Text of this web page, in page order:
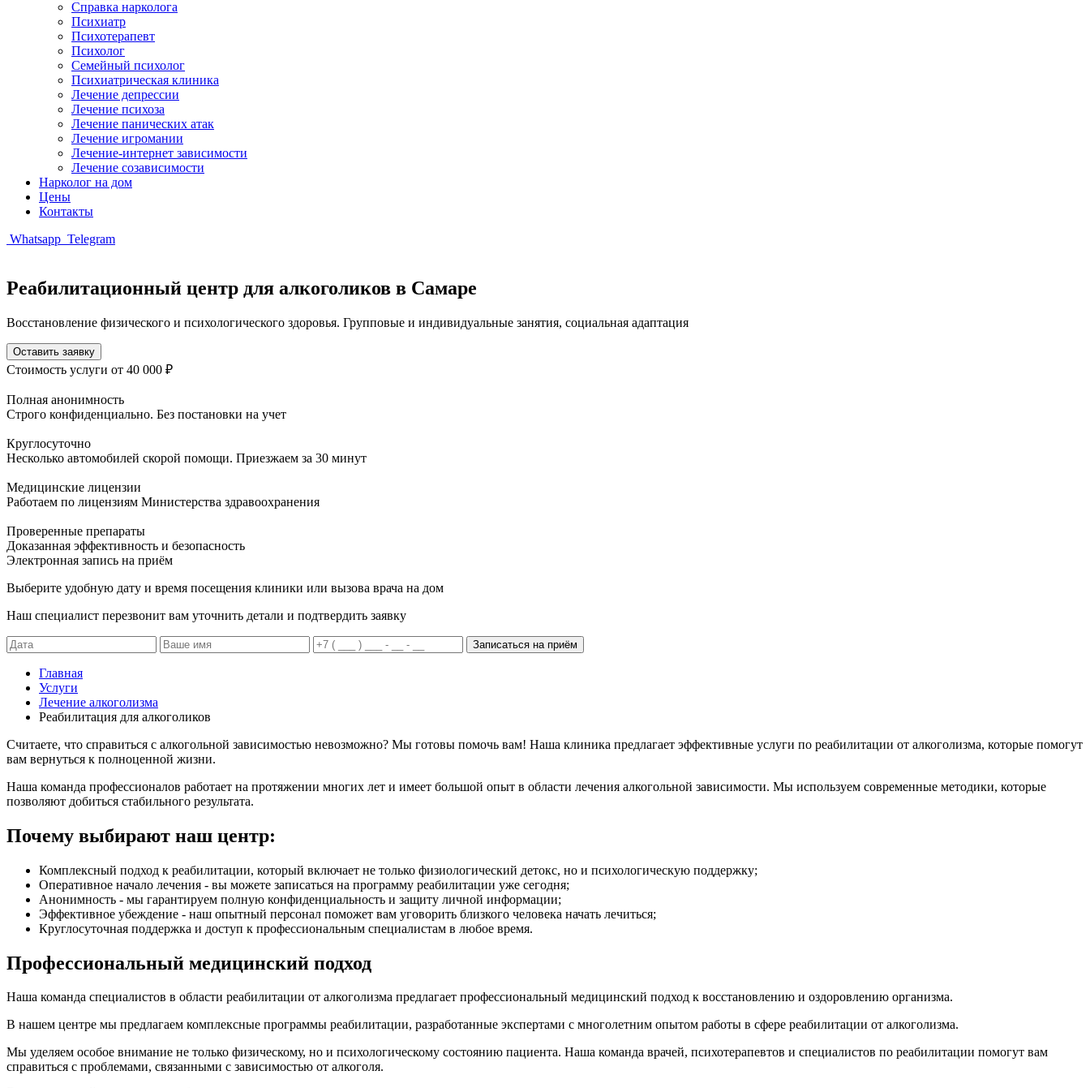
Справка нарколога
Психиатр
Психотерапевт
Психолог
Семейный психолог
Психиатрическая клиника
Лечение депрессии
Лечение психоза
Лечение панических атак
Лечение игромании
Лечение-интернет зависимости
Лечение созависимости
Нарколог на дом
Цены
Контакты
Whatsapp Telegram
Реабилитационный центр для алкоголиков в Самаре
Восстановление физического и психологического здоровья. Групповые и индивидуальные занятия, социальная адаптация
Оставить заявку
Стоимость услуги от 40 000 ₽
Полная анонимность
Строго конфиденциально. Без постановки на учет
Круглосуточно
Несколько автомобилей скорой помощи. Приезжаем за 30 минут
Медицинские лицензии
Работаем по лицензиям Министерства здравоохранения
Проверенные препараты
Доказанная эффективность и безопасность
Электронная запись на приём
Выберите удобную дату и время посещения клиники или вызова врача на дом
Наш специалист перезвонит вам уточнить детали и подтвердить заявку
Записаться на приём
Главная
Услуги
Лечение алкоголизма
Реабилитация для алкоголиков
Считаете, что справиться с алкогольной зависимостью невозможно? Мы готовы помочь вам! Наша клиника предлагает эффективные услуги по реабилитации от алкоголизма, которые помогут
вам вернуться к полноценной жизни.
Наша команда профессионалов работает на протяжении многих лет и имеет большой опыт в области лечения алкогольной зависимости. Мы используем современные методики, которые
позволяют добиться стабильного результата.
Почему выбирают наш центр:
Комплексный подход к реабилитации, который включает не только физиологический детокс, но и психологическую поддержку;
Оперативное начало лечения - вы можете записаться на программу реабилитации уже сегодня;
Анонимность - мы гарантируем полную конфиденциальность и защиту личной информации;
Эффективное убеждение - наш опытный персонал поможет вам уговорить близкого человека начать лечиться;
Круглосуточная поддержка и доступ к профессиональным специалистам в любое время.
Профессиональный медицинский подход
Наша команда специалистов в области реабилитации от алкоголизма предлагает профессиональный медицинский подход к восстановлению и оздоровлению организма.
В нашем центре мы предлагаем комплексные программы реабилитации, разработанные экспертами с многолетним опытом работы в сфере реабилитации от алкоголизма.
Мы уделяем особое внимание не только физическому, но и психологическому состоянию пациента. Наша команда врачей, психотерапевтов и специалистов по реабилитации помогут вам
справиться с проблемами, связанными с зависимостью от алкоголя.